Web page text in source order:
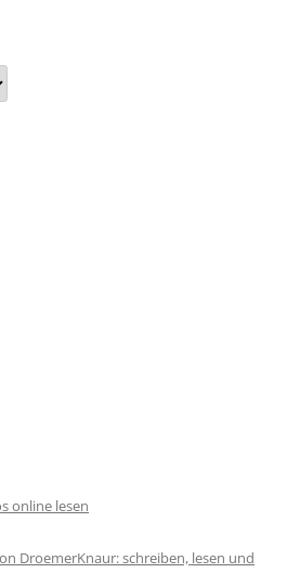
online lesen
DroemerKnaur: schreiben, lesen und